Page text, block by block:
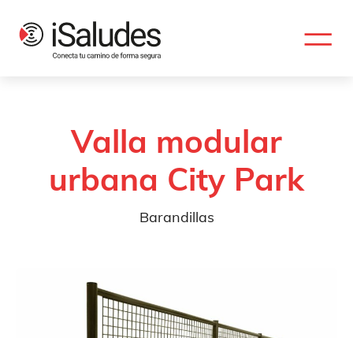
Valla modular
urbana City Park
Barandillas